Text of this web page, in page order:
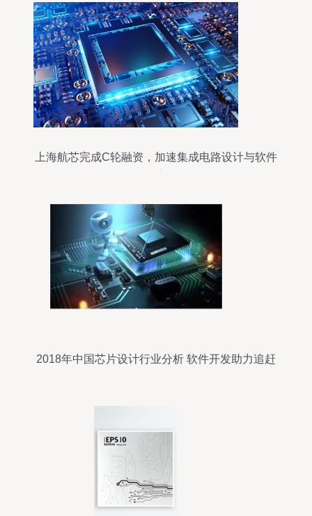
上海航芯完成C轮融资，加速集成电路设计与软件
2018年中国芯片设计行业分析 软件开发助力追赶